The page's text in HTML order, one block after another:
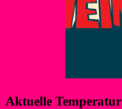
Aktuelle Temperatur